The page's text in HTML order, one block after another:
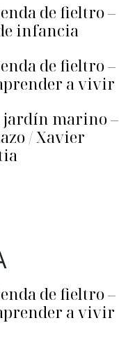
de fieltro –
infancia
de fieltro –
a vivir
jardín marino –
/ Xavier
de fieltro –
a vivir